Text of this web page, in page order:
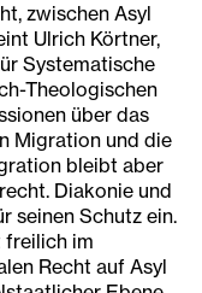
zwischen Asyl
Ulrich Körtner,
Systematische
Theologischen
über das
Migration und die
bleibt aber
Diakonie und
seinen Schutz ein.
freilich im
Recht auf Asyl